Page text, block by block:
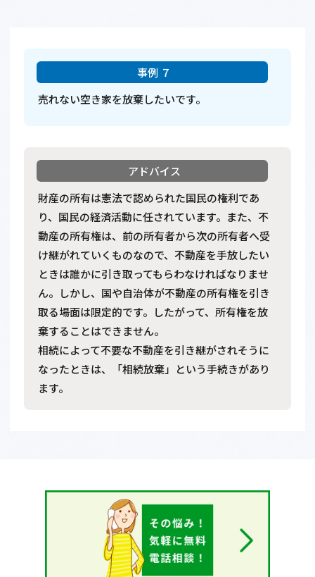
売れない空き家を放棄したいです。
財産の所有は憲法で認められた国民の権利であ
り、国民の経済活動に任されています。また、不
動産の所有権は、前の所有者から次の所有者へ受
け継がれていくものなので、不動産を手放したい
ときは誰かに引き取ってもらわなければなりませ
ん。しかし、国や自治体が不動産の所有権を引き
取る場面は限定的です。したがって、所有権を放
棄することはできません。
相続によって不要な不動産を引き継がされそうに
なったときは、「相続放棄」という手続きがあり
ます。